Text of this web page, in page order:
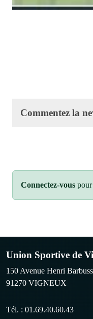
Commentez la
Connectez-vous
Union Sportive de
150 Avenue Henri
91270 VIGNEUX
Tél. : 01.69.40.60.43